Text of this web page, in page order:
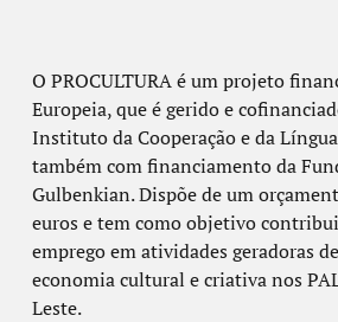
O PROCULTURA é um projeto
Europeia, que é gerido e
Instituto da Cooperação e da
também com financiamento da
Gulbenkian. Dispõe de um
euros e tem como objetivo
emprego em atividades geradoras
economia cultural e criativa nos
Leste.